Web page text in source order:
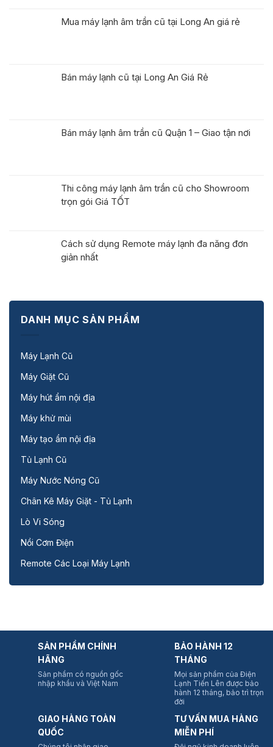
Mua máy lạnh âm trần cũ tại Long An giá rẻ
Bán máy lạnh cũ tại Long An Giá Rẻ
Bán máy lạnh âm trần cũ Quận 1 – Giao tận nơi
Thi công máy lạnh âm trần cũ cho Showroom
trọn gói Giá TỐT
Cách sử dụng Remote máy lạnh đa năng đơn
giản nhất
DANH MỤC SẢN PHẨM
Máy Lạnh Cũ
Máy Giặt Cũ
Máy hút ẩm nội địa
Máy khử mùi
Máy tạo ẩm nội địa
Tủ Lạnh Cũ
Máy Nước Nóng Cũ
Chân Kê Máy Giặt - Tủ Lạnh
Lò Vi Sóng
Nồi Cơm Điện
Remote Các Loại Máy Lạnh
SẢN PHẨM CHÍNH
HÃNG
Sản phẩm có nguồn gốc
nhập khẩu và Việt Nam
BẢO HÀNH 12
THÁNG
Mọi sản phẩm của Điện
Lạnh Tiến Lên được bảo
hành 12 tháng, bảo trì trọn
đời
GIAO HÀNG TOÀN
QUỐC
TƯ VẤN MUA HÀNG
MIỄN PHÍ